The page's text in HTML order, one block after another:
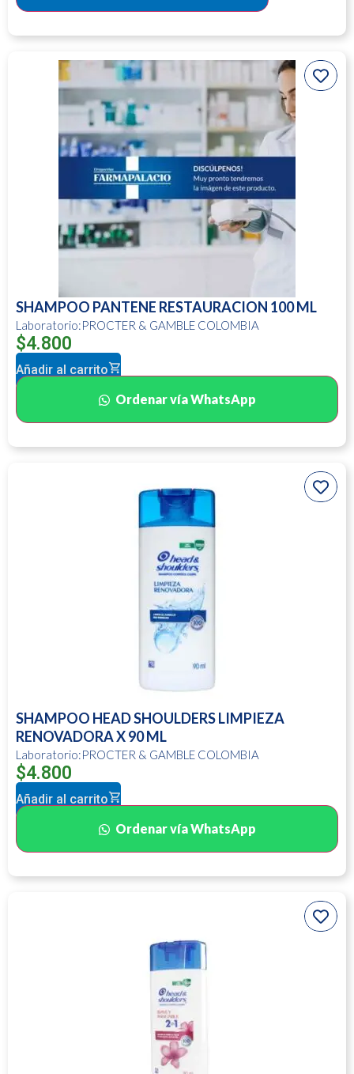
SHAMPOO PANTENE RESTAURACION 100 ML
Laboratorio:PROCTER & GAMBLE COLOMBIA
$4.800
Añadir al carrito
Ordenar vía WhatsApp
SHAMPOO HEAD SHOULDERS LIMPIEZA
RENOVADORA X 90 ML
Laboratorio:PROCTER & GAMBLE COLOMBIA
$4.800
Añadir al carrito
Ordenar vía WhatsApp